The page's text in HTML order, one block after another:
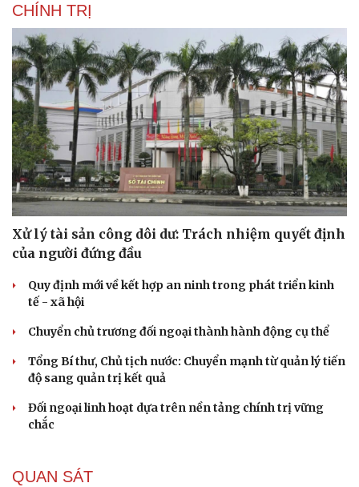
CHÍNH TRỊ
Xử lý tài sản công dôi dư: Trách nhiệm quyết định
của người đứng đầu
Quy định mới về kết hợp an ninh trong phát triển kinh
tế - xã hội
Chuyển chủ trương đối ngoại thành hành động cụ thể
Tổng Bí thư, Chủ tịch nước: Chuyển mạnh từ quản lý tiến
độ sang quản trị kết quả
Đối ngoại linh hoạt dựa trên nền tảng chính trị vững
chắc
QUAN SÁT